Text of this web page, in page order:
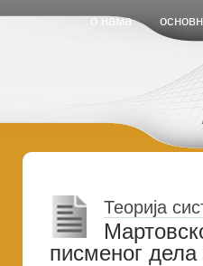
о нама
Теорија
писменог дела